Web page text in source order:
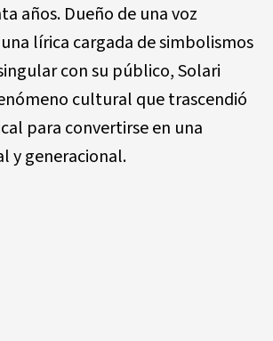
años. Dueño de una voz
lírica cargada de simbolismos
con su público, Solari
cultural que trascendió
para convertirse en una
y generacional.